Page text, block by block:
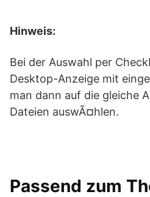
Hinweis:
Bei der Auswahl per
Desktop-Anzeige mit
man dann auf die gleiche
Dateien auswÃ¤hlen.
Passend zum